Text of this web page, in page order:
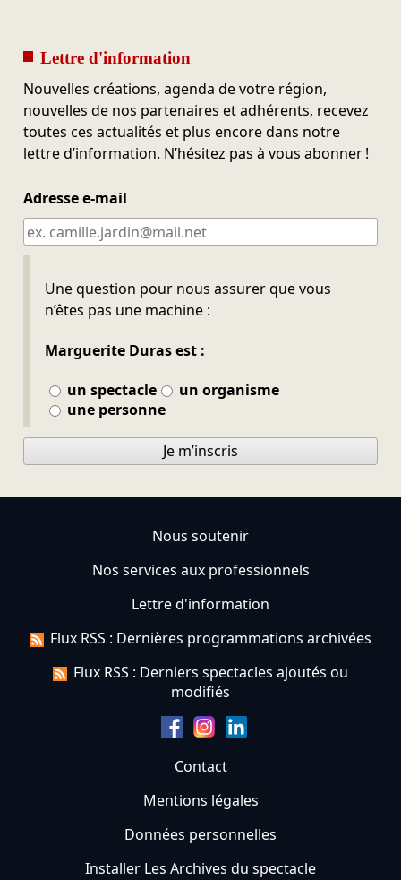
Lettre d'information
Nouvelles créations, agenda de votre région,
nouvelles de nos partenaires et adhérents, recevez
toutes ces actualités et plus encore dans notre
lettre d’information. N’hésitez pas à vous abonner !
Adresse e-mail
Une question pour nous assurer que vous
n’êtes pas une machine :
Marguerite Duras est :
un spectacle
un organisme
une personne
Ne pas remplir
Je m’inscris
Nous soutenir
Nos services aux professionnels
Lettre d'information
Flux RSS : Dernières programmations archivées
Flux RSS : Derniers spectacles ajoutés ou
modifiés
Contact
Mentions légales
Données personnelles
Installer Les Archives du spectacle